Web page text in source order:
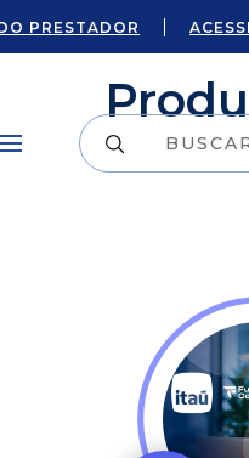
PRESTADOR